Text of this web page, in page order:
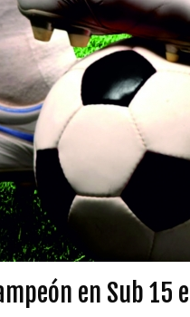
en Sub 15